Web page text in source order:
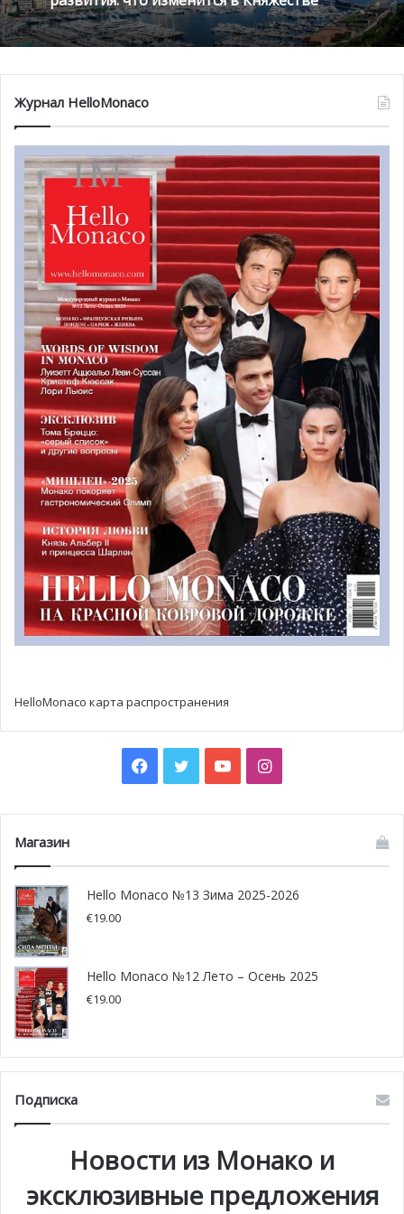
Сухие карьерные материалы привозили с двух
производственных площадок: в Италии и в Марселе. В
процессе были задействованы судна с очень большим
несущим диапазоном, что позволяло им проходить над
кессонами и переправлять при этом примерно 25 000
тонн материалов на одном корабле. Эти судна
совершили 33 круговых поездки для заполнения
бассейна, доставив 770 000 тонн материалов.
На сегодняшний день прочный фундамент, который
послужит основой для следующих этапов проекта в
2020 году, уже завершен. Окончание строительства
окружности проекта и платформы позволит провести
этап компоновки нового квартала. Эти шаги также
важны, потому что после создания платформы рабочие
должны убедиться, что она технически и идеально
подходит для строительства нового экорайона.
На повестке дня все еще остался вопрос работы с
землей. Привезенный сюда грунт необходимо оставить
на месте на год, до ноября 2020 года, прежде чем
считать завершенной.
является одним из основных аспектов проекта по
расширению в море. Свыше 15 000 рыб, оказавшихся в
поясе кессонов, были спасены до того, как был заполнен
бассейн.
@ pxfuel.com
Журнал HelloMonaco
HelloMonaco карта распространения
Facebook
TwitterYouTubeInstagram
Магазин
Hello Monaco №13 Зима 2025-2026
€19.00
Hello Monaco №12 Лето – Осень 2025
€19.00
Подписка
Новости из Монако и
эксклюзивные предложения